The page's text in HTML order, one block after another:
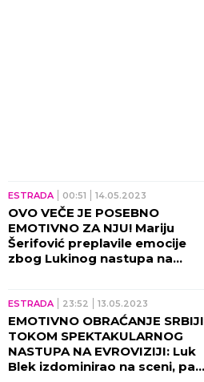
ESTRADA 00:51 14.05.2023
OVO VEČE JE POSEBNO
EMOTIVNO ZA NJU! Mariju
Šerifović preplavile emocije
zbog Lukinog nastupa na
ESTRADA 23:52 13.05.2023
EMOTIVNO OBRAĆANJE SRBIJI
TOKOM SPEKTAKULARNOG
NASTUPA NA EVROVIZIJI: Luk
Blek izdominirao na sceni, pa